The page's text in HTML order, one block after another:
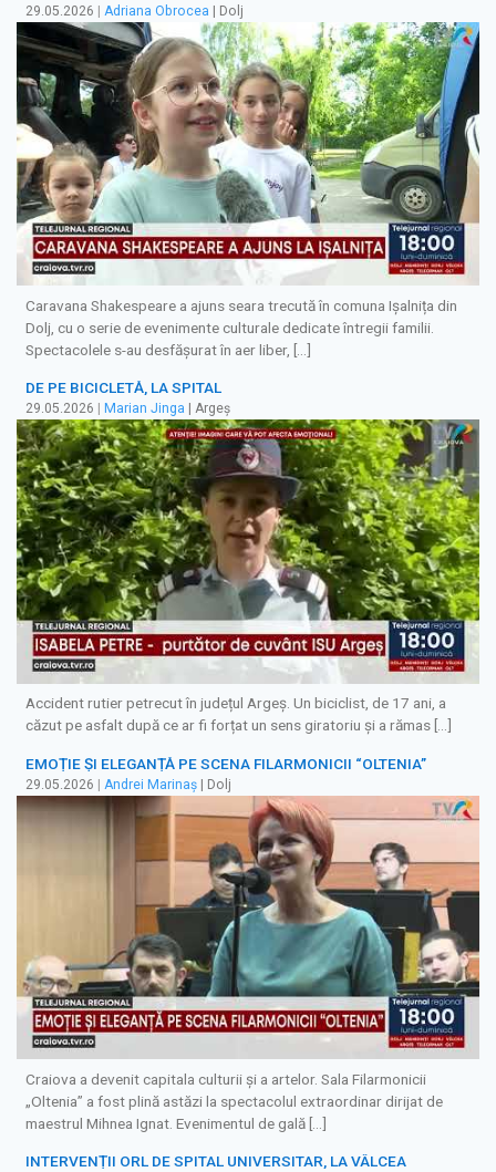
29.05.2026 Adriana Obrocea | Dolj
Caravana Shakespeare a ajuns seara trecută în comuna Ișalnița din
Dolj, cu o serie de evenimente culturale dedicate întregii familii.
Spectacolele s-au desfășurat în aer liber, […]
DE PE BICICLETĂ, LA SPITAL
29.05.2026 Marian Jinga | Argeș
Accident rutier petrecut în județul Argeș. Un biciclist, de 17 ani, a
căzut pe asfalt după ce ar fi forțat un sens giratoriu și a rămas […]
EMOȚIE ȘI ELEGANȚĂ PE SCENA FILARMONICII “OLTENIA”
29.05.2026 | Andrei Marinaș | Dolj
Craiova a devenit capitala culturii și a artelor. Sala Filarmonicii
„Oltenia” a fost plină astăzi la spectacolul extraordinar dirijat de
maestrul Mihnea Ignat. Evenimentul de gală […]
INTERVENȚII ORL DE SPITAL UNIVERSITAR, LA VÂLCEA